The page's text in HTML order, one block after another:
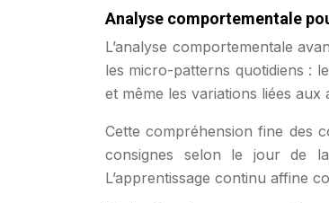
Analyse comportementale
L’analyse comportementale
les micro-patterns quotidiens :
et même les variations liées aux
Cette compréhension fine des
consignes selon le jour de la
L’apprentissage continu affine